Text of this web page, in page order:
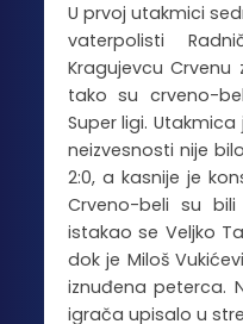
U prvoj utakmici
vaterpolisti
Kragujevcu Crvenu
tako su crveno-
Super ligi.
neizvesnosti nije
2:0, a kasnije je
Crveno-beli su
istakao se Veljko
dok je Miloš
iznuđena peterca.
igrača upisalo u